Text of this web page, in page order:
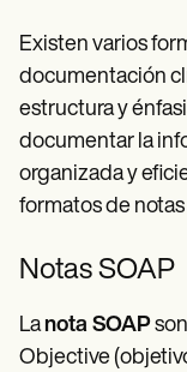
Existen varios
documentación
estructura y
documentar la
organizada y
formatos de
Notas SOAP
Lanota SOAP
Objective